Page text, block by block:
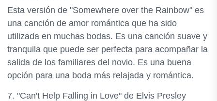
Esta versión de "Somewhere over the Rainbow" es
una canción de amor romántica que ha sido
utilizada en muchas bodas. Es una canción suave y
tranquila que puede ser perfecta para acompañar la
salida de los familiares del novio. Es una buena
opción para una boda más relajada y romántica.
7. "Can't Help Falling in Love" de Elvis Presley